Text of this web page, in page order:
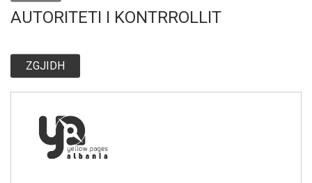
AUTORITETI I KONTRROLLIT
ZGJIDH